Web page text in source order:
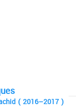
( 2016–2017 )